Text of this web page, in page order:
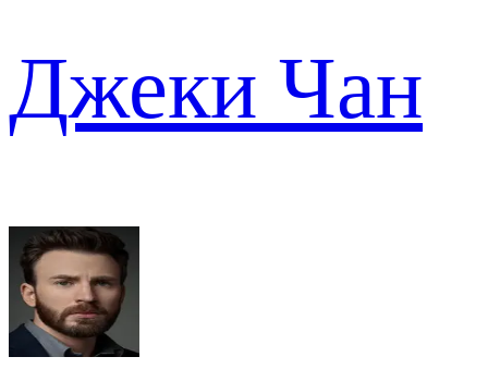
Джеки Чан